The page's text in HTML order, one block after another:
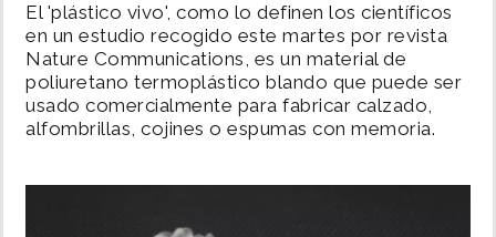
POLÍTICA
SHOW
El 'plástico vivo', como lo definen los científicos
en un estudio recogido este martes por revista
Nature Communications, es un material de
poliuretano termoplástico blando que puede ser
usado comercialmente para fabricar calzado,
alfombrillas, cojines o espumas con memoria.